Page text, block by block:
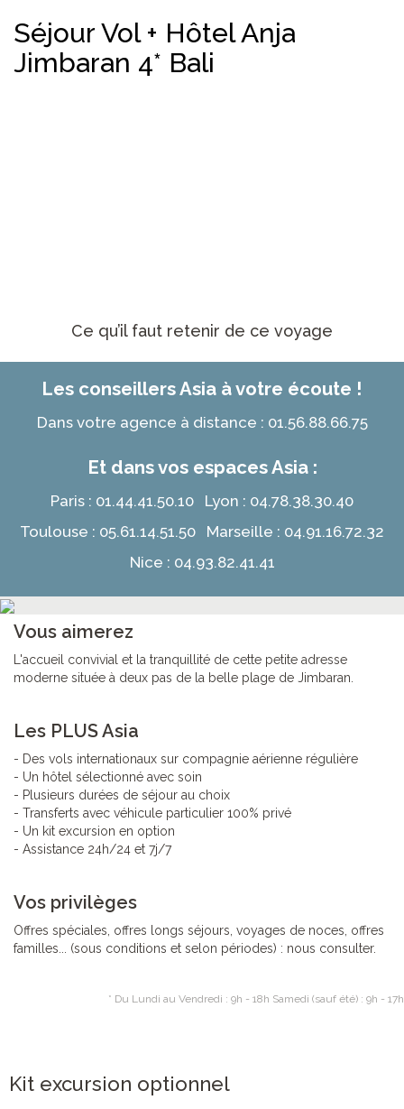
Séjour Vol + Hôtel Anja
Jimbaran 4* Bali
Ce qu’il faut retenir de ce voyage
Les conseillers Asia à votre écoute !
Dans votre agence à distance : 01.56.88.66.75
Et dans vos espaces Asia :
Paris : 01.44.41.50.10 Lyon : 04.78.38.30.40
Toulouse : 05.61.14.51.50 Marseille : 04.91.16.72.32
Nice : 04.93.82.41.41
Vous aimerez
L'accueil convivial et la tranquillité de cette petite adresse
moderne située à deux pas de la belle plage de Jimbaran.
Les PLUS Asia
- Des vols internationaux sur compagnie aérienne régulière
- Un hôtel sélectionné avec soin
- Plusieurs durées de séjour au choix
- Transferts avec véhicule particulier 100% privé
- Un kit excursion en option
- Assistance 24h/24 et 7j/7
Vos privilèges
Offres spéciales, offres longs séjours, voyages de noces, offres
familles... (sous conditions et selon périodes) : nous consulter.
* Du Lundi au Vendredi : 9h - 18h Samedi (sauf été) : 9h - 17h
Kit excursion optionnel